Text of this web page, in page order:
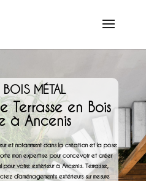
MÉTAL
Terrasse en Bois
à Ancenis
et notamment dans la création et la pose
mon expertise pour concevoir et créer
votre extérieur à Ancenis. Terrasse,
d’aménagements extérieurs sur mesure